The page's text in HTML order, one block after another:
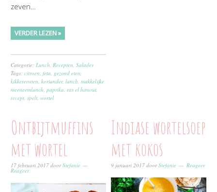
zeven…
VERDER LEZEN »
Categorie: Lunch Recepten ,Salades
Tags:citroen ,feta gezond eten
kikkererwten ,koriander,lunch ,makkelijke
meeneemlunch ,paprika ras el hanout
recept ,spelt ,wortel
Ontbijtmuffins
met wortel
17 februari 2017 doorStefanie
Reageer
Indiase wortelsoep
met kokos
9 januari 2017 doorStefanie Reageer